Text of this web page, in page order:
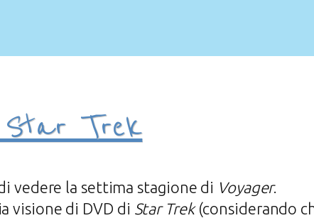
Star Trek
vedere la settima stagione di Voyager.
visione di DVD di Star Trek(considerando